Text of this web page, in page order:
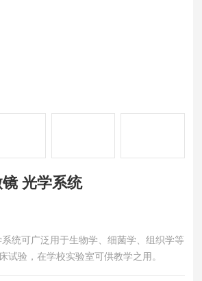
光学系统
统可广泛用于生物学、细菌学、组织学等
试验，在学校实验室可供教学之用。